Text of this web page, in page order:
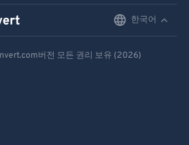
한국어
버전 모든 권리 보유 (2026)